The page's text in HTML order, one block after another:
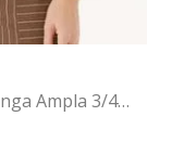
Ampla 3/4